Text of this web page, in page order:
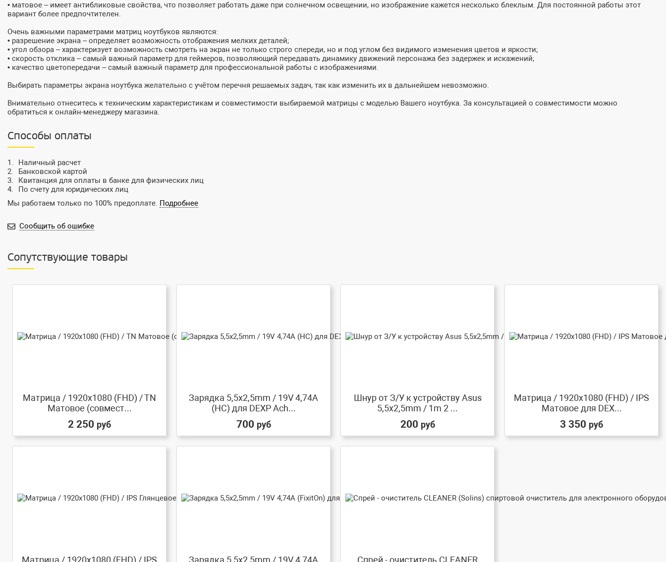
• матовое – имеет антибликовые свойства, что позволяет работать даже при солнечном освещении, но изображение кажется несколько блеклым. Для постоянной работы этот
вариант более предпочтителен.
Очень важными параметрами матриц ноутбуков являются:
• разрешение экрана – определяет возможность отображения мелких деталей;
• угол обзора – характеризует возможность смотреть на экран не только строго спереди, но и под углом без видимого изменения цветов и яркости;
• скорость отклика – самый важный параметр для геймеров, позволяющий передавать динамику движений персонажа без задержек и искажений;
• качество цветопередачи – самый важный параметр для профессиональной работы с изображениями.
Выбирать параметры экрана ноутбука желательно с учётом перечня решаемых задач, так как изменить их в дальнейшем невозможно.
Внимательно отнеситесь к техническим характеристикам и совместимости выбираемой матрицы с моделью Вашего ноутбука. За консультацией о совместимости можно
обратиться к онлайн-менеджеру магазина.
Способы оплаты
Наличный расчет
Банковской картой
Квитанция для оплаты в банке для физических лиц
По счету для юридических лиц
Мы работаем только по 100% предоплате. Подробнее
Сообщить об ошибке
Сопутствующие товары
Матрица / 1920x1080 (FHD) / TN
Матовое (совмест...
2 250 руб
Зарядка 5,5x2,5mm / 19V 4,74A
(HC) для DEXP Ach...
700 руб
Шнур от З/У к устройству Asus
5,5x2,5mm / 1m 2 ...
200 руб
Матрица / 1920x1080 (FHD) / IPS
Матовое для DEX...
3 350 руб
Матрица / 1920x1080 (FHD) / IPS Зарядка 5,5x2,5mm / 19V 4,74A Спрей - очиститель CLEANER